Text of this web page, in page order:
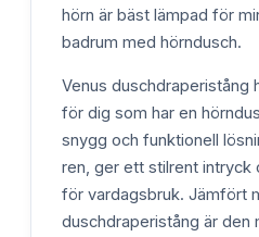
hörn är bäst lämpad för
badrum med hörndusch.
Venus duschdraperistång
för dig som har en
snygg och funktionell
ren, ger ett stilrent intryck
för vardagsbruk. Jämfört
duschdraperistång är den